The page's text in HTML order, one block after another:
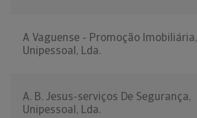
A Vaguense - Promoção Imobiliária,
Unipessoal, Lda.
A. B. Jesus-serviços De Segurança,
Unipessoal, Lda.